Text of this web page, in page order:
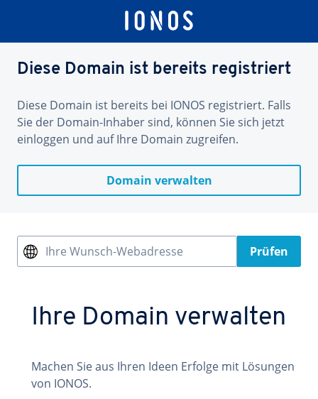
Diese Domain ist bereits registriert
Diese Domain ist bereits bei IONOS registriert. Falls
Sie der Domain-Inhaber sind, können Sie sich jetzt
einloggen und auf Ihre Domain zugreifen.
Domain verwalten
Ihre Wunsch-Webadresse Prüfen
Ihre Domain verwalten
Machen Sie aus Ihren Ideen Erfolge mit Lösungen
von IONOS.